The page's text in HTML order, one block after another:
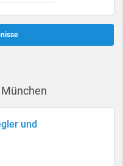
und